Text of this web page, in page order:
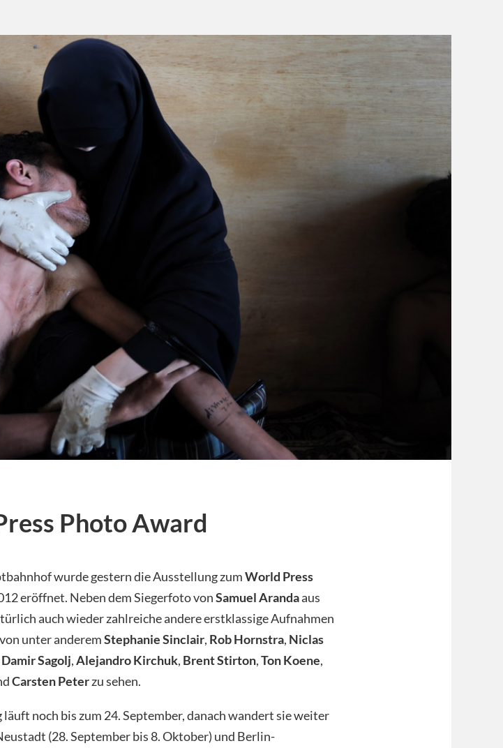
Photo Award
wurde gestern die Ausstellung zumWorld Press
eröffnet. Neben dem Siegerfoto vonSamuel Arandaaus
auch wieder zahlreiche andere erstklassige Aufnahmen
unter anderemStephanie Sinclair, Rob Hornstra, Niclas
Damir Sagolj,Alejandro Kirchuk, Brent Stirton,Ton Koene,
Carsten Peterzu sehen.
noch bis zum 24. September, danach wandert sie weiter
(28. September bis 8. Oktober) und Berlin-